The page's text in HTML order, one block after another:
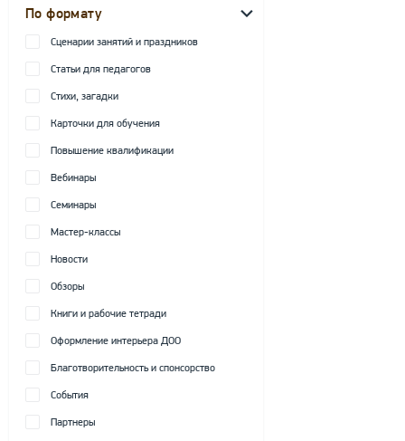
По формату
Сценарии занятий и праздников
Статьи для педагогов
Стихи, загадки
Карточки для обучения
Повышение квалификации
Вебинары
Семинары
Мастер-классы
Новости
Обзоры
Книги и рабочие тетради
Оформление интерьера ДОО
Благотворительность и спонсорство
События
Партнеры